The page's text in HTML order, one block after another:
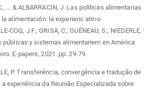
... & ALBARRACIN, J. Las políticas alimentarias
alimentación: la experienc atino-
COQ, J.F., GRISA, C.; GUÉNEAU, S.; NIEDERLE,
públicas y sistemas alimentariem en América
E-papers, 2021. pp. 29-79.
P. Transferência, convergência e tradução de
experiência da Reunião Especializada sobre